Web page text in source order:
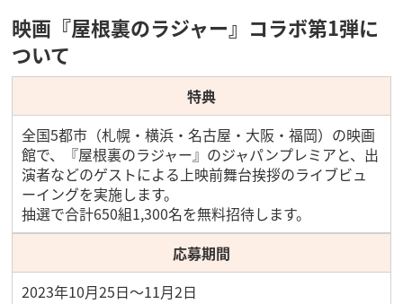
映画『屋根裏のラジャー』コラボ第1弾に
ついて
特典
全国5都市（札幌・横浜・名古屋・大阪・福岡）の映画
館で、『屋根裏のラジャー』のジャパンプレミアと、出
演者などのゲストによる上映前舞台挨拶のライブビュ
ーイングを実施します。
抽選で合計650組1,300名を無料招待します。
応募期間
2023年10月25日～11月2日